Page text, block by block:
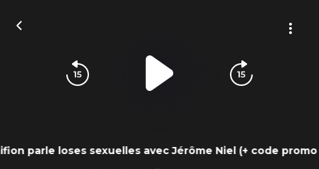
parle loses sexuelles avec Jérôme Niel (+ code